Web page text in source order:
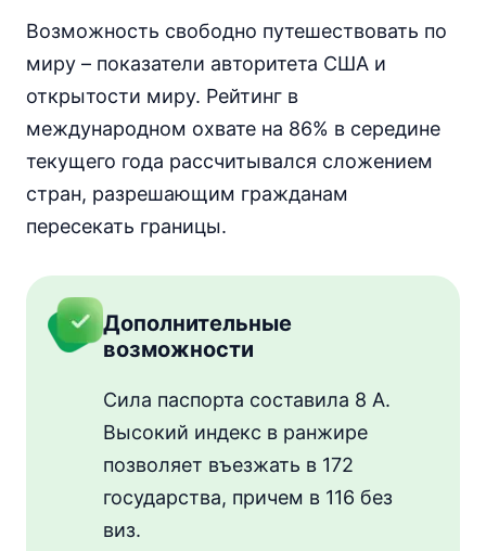
Возможность свободно путешествовать по
миру – показатели авторитета США и
открытости миру. Рейтинг в
международном охвате на 86% в середине
текущего года рассчитывался сложением
стран, разрешающим гражданам
пересекать границы.
Дополнительные
возможности
Сила паспорта составила 8 А.
Высокий индекс в ранжире
позволяет въезжать в 172
государства, причем в 116 без
виз.